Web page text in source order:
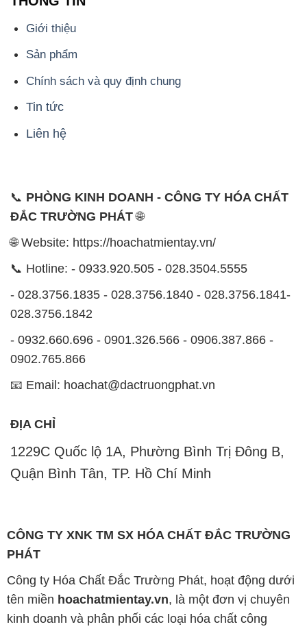
Giới thiệu
Sản phẩm
Chính sách và quy định chung
Tin tức
Liên hệ
📞 PHÒNG KINH DOANH - CÔNG TY HÓA CHẤT
ĐẮC TRƯỜNG PHÁT🌐
🌐 Website: https://hoachatmientay.vn/
📞 Hotline: - 0933.920.505 - 028.3504.5555
- 028.3756.1835 - 028.3756.1840 - 028.3756.1841-
028.3756.1842
- 0932.660.696 - 0901.326.566 - 0906.387.866 -
0902.765.866
📧 Email: hoachat@dactruongphat.vn
ĐỊA CHỈ
1229C Quốc lộ 1A, Phường Bình Trị Đông B,
Quận Bình Tân, TP. Hồ Chí Minh
CÔNG TY XNK TM SX HÓA CHẤT ĐẮC TRƯỜNG
PHÁT
Công ty Hóa Chất Đắc Trường Phát, hoạt động dưới
tên miền hoachatmientay.vn, là một đơn vị chuyên
kinh doanh và phân phối các loại hóa chất công